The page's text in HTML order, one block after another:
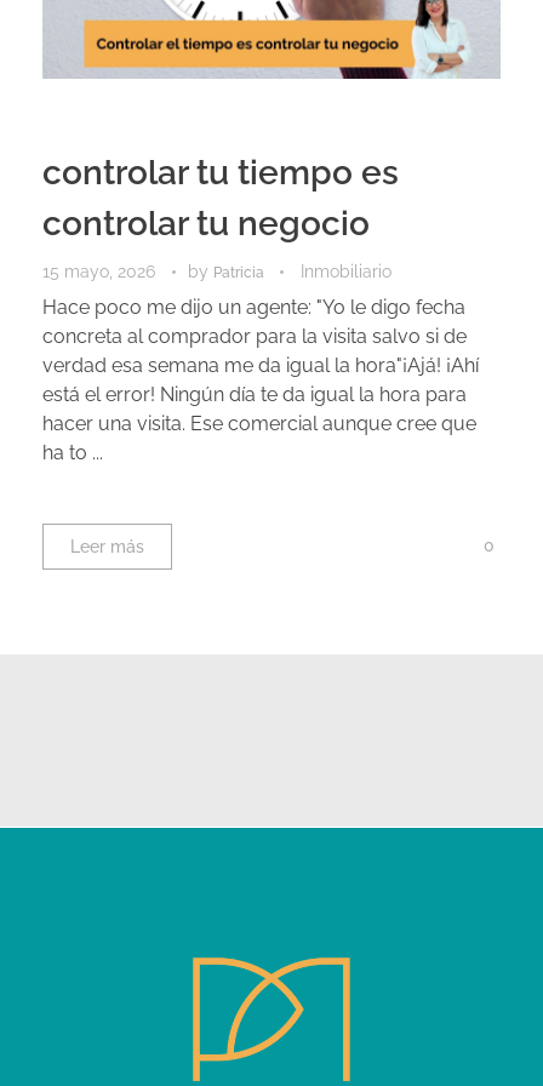
controlar tu tiempo es
controlar tu negocio
15 mayo, 2026 by Patricia Inmobiliario
Hace poco me dijo un agente: "Yo le digo fecha
concreta al comprador para la visita salvo si de
verdad esa semana me da igual la hora"¡Ajá! ¡Ahí
está el error! Ningún día te da igual la hora para
hacer una visita. Ese comercial aunque cree que
ha to ...
Leer más 0